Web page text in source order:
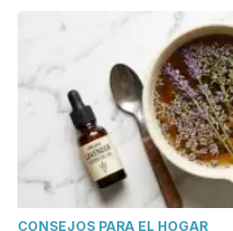
CONSEJOS PARA EL HOGAR